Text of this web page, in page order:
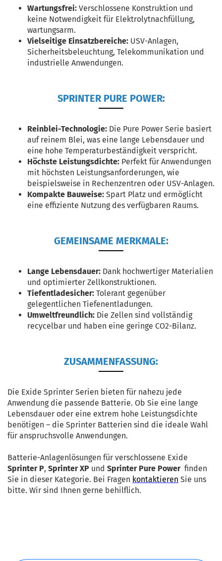
Wartungsfrei: Verschlossene Konstruktion und
keine Notwendigkeit für Elektrolytnachfüllung,
wartungsarm.
Vielseitige Einsatzbereiche: USV-Anlagen,
Sicherheitsbeleuchtung, Telekommunikation und
industrielle Anwendungen.
SPRINTER PURE POWER:
Reinblei-Technologie: Die Pure Power Serie basiert
auf reinem Blei, was eine lange Lebensdauer und
eine hohe Temperaturbeständigkeit verspricht.
Höchste Leistungsdichte: Perfekt für Anwendungen
mit höchsten Leistungsanforderungen, wie
beispielsweise in Rechenzentren oder USV-Anlagen.
Kompakte Bauweise: Spart Platz und ermöglicht
eine effiziente Nutzung des verfügbaren Raums.
GEMEINSAME MERKMALE:
Lange Lebensdauer: Dank hochwertiger Materialien
und optimierter Zellkonstruktionen.
Tiefentladesicher: Tolerant gegenüber
gelegentlichen Tiefenentladungen.
Umweltfreundlich: Die Zellen sind vollständig
recycelbar und haben eine geringe CO2-Bilanz.
ZUSAMMENFASSUNG:
Die Exide Sprinter Serien bieten für nahezu jede
Anwendung die passende Batterie. Ob Sie eine lange
Lebensdauer oder eine extrem hohe Leistungsdichte
benötigen – die Sprinter Batterien sind die ideale Wahl
für anspruchsvolle Anwendungen.
Batterie-Anlagenlösungen für verschlossene Exide
Sprinter P, Sprinter XP und Sprinter Pure Power finden
Sie in dieser Kategorie. Bei Fragen kontaktieren Sie uns
bitte. Wir sind Ihnen gerne behilflich.